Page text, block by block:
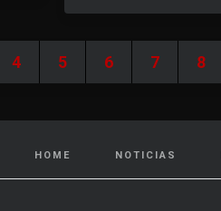
4 5 6 7 8
HOME NOTICIAS